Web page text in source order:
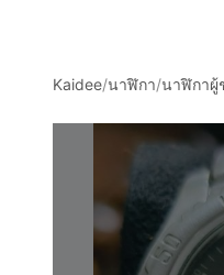
Kaidee/นาฬิกา/นาฬิกาผู้